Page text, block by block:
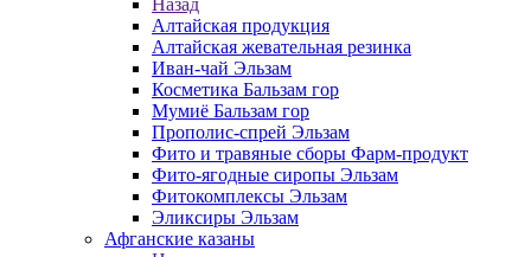
Назад
Алтайская продукция
Алтайская жевательная резинка
Иван-чай Эльзам
Косметика Бальзам гор
Мумиё Бальзам гор
Прополис-спрей Эльзам
Фито и травяные сборы Фарм-продукт
Фито-ягодные сиропы Эльзам
Фитокомплексы Эльзам
Эликсиры Эльзам
Афганские казаны